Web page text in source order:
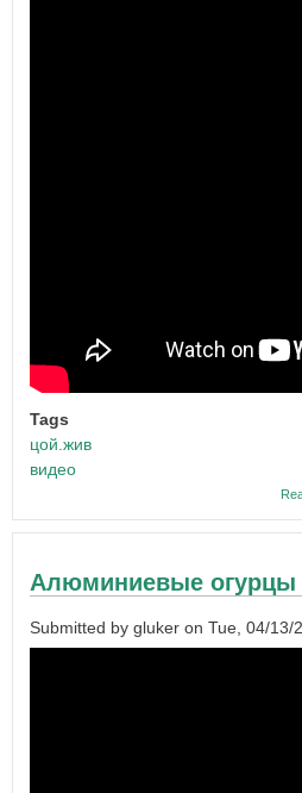
Tags
цой.жив
видео
Алюминиевые огурцы
Submitted by gluker on Tue, 04/13/